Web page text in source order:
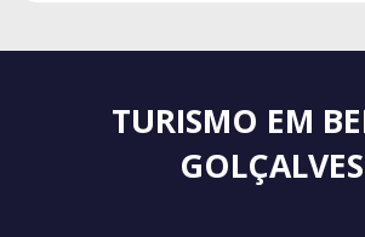
TURISMO EM
GOLÇALVES